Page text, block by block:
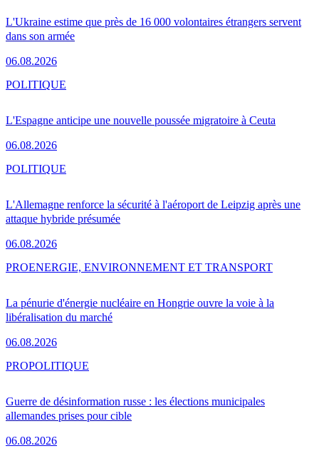
L'Ukraine estime que près de 16 000 volontaires étrangers servent
dans son armée
06.08.2026
L'Espagne anticipe une nouvelle poussée migratoire à Ceuta
06.08.2026
POLITIQUE
L'Allemagne renforce la sécurité à l'aéroport de Leipzig après une
attaque hybride présumée
06.08.2026
POLITIQUE
La pénurie d'énergie nucléaire en Hongrie ouvre la voie à la
libéralisation du marché
06.08.2026
PROENERGIE, ENVIRONNEMENT ET TRANSPORT
Guerre de désinformation russe : les élections municipales
allemandes prises pour cible
06.08.2026
PROPOLITIQUE